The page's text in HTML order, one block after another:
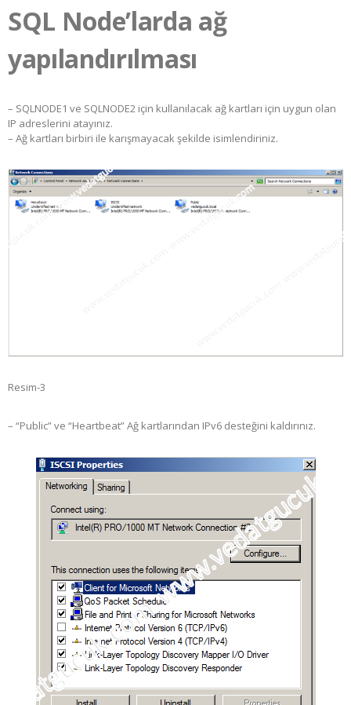
SQL Node’larda ağ
yapılandırılması
– SQLNODE1 ve SQLNODE2 için kullanılacak ağ kartları için uygun olan
IP adreslerini atayınız.
– Ağ kartları birbiri ile karışmayacak şekilde isimlendiriniz.
Resim-3
– “Public” ve “Heartbeat” Ağ kartlarından IPv6 desteğini kaldırınız.